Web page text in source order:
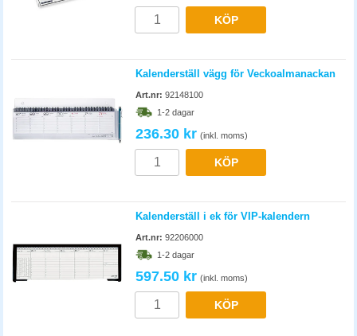
KÖP
Kalenderställ vägg för Veckoalmanackan
Art.nr: 92148100
1-2 dagar
236.30 kr (inkl. moms)
KÖP
Kalenderställ i ek för VIP-kalendern
Art.nr: 92206000
1-2 dagar
597.50 kr (inkl. moms)
KÖP